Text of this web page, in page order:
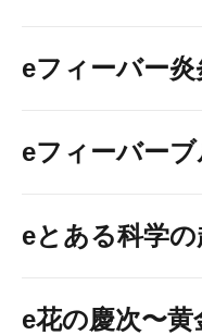
eフィーバー
eフィーバー
eとある科学
e花の慶次〜黄